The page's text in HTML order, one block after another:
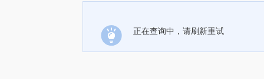
正在查询中，请刷新重试